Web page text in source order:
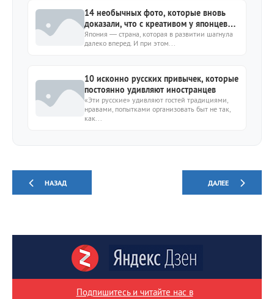
14 необычных фото, которые вновь
доказали, что с креативом у японцев
все в порядке
Япония — страна, которая в развитии шагнула
далеко вперед. И при этом...
10 исконно русских привычек, которые
постоянно удивляют иностранцев
«Эти русские» удивляют гостей традициями,
нравами, попытками организовать быт не так,
как...
НАЗАД ДАЛЕЕ
Подпишитесь и читайте нас в